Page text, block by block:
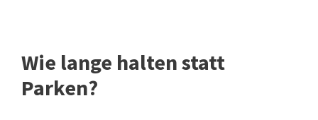
Wie lange halten statt
Parken?